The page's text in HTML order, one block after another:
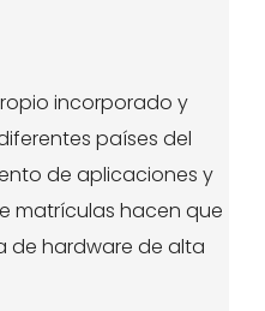
incorporado y
países del
de aplicaciones y
matrículas hacen que
de hardware de alta